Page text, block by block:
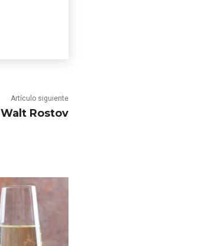
Artículo siguiente
Walt Rostov